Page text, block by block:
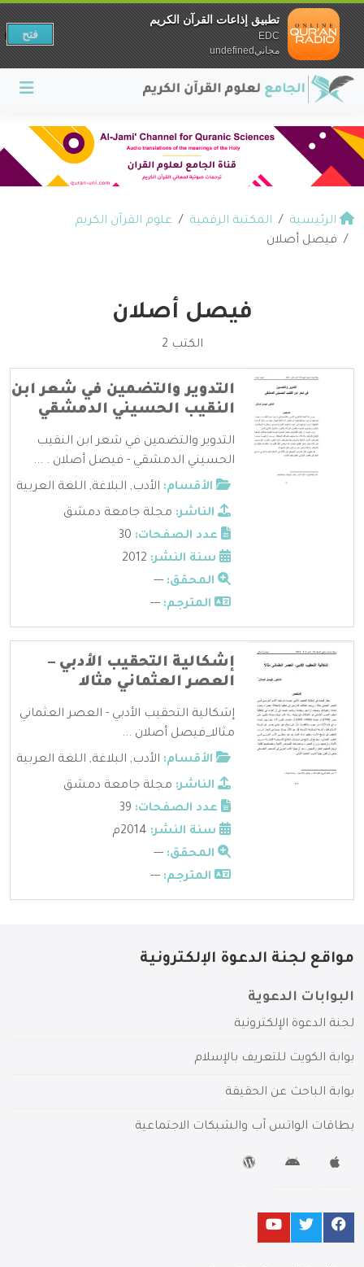
الرئيسية المكتبة الرقمية
علوم القرآن الكريم
فيصل أصلان
فيصل أصلان
الكتب 2
التدوير والتضمين في شعر ابن
النقيب الحسيني الدمشقي
التدوير والتضمين في شعر ابن النقيب
الحسيني الدمشقي - فيصل أصلان . ...
الأقسام: الأدب, البلاغة, اللغة العربية
الناشر: مجلة جامعة دمشق
عدد الصفحات:
سنة النشر:
المحقق: ---
المترجم: ---
إشكالية التحقيب الأدبي –
العصر العثماني مثالا
إشكالية التحقيب الأدبي - العصر العثماني
مثالا_فيصل أصلان ...
الأقسام: الأدب, البلاغة, اللغة العربية
الناشر: مجلة جامعة دمشق
عدد الصفحات:
سنة النشر:
المحقق: ---
المترجم: ---
مواقع لجنة الدعوة الإلكترونية
البوابات الدعوية
لجنة الدعوة الإلكترونية
بوابة الكويت للتعريف بالإسلام
بوابة الباحث عن الحقيقة
بطاقات الواتس آب والشبكات الاجتماعية
تطبيق إذاعات القرآن الكريم
EDC
مجانيundefined
فتح